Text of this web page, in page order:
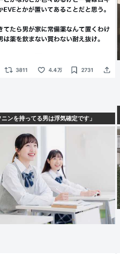
ンを持ってる男は浮気確定です」